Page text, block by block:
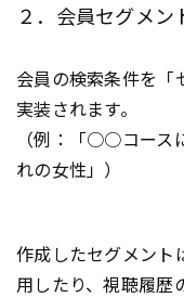
２．会員セグメン
会員の検索条件を「
実装されます。
（例：「○○コース
れの女性」）
作成したセグメント
用したり、視聴履歴